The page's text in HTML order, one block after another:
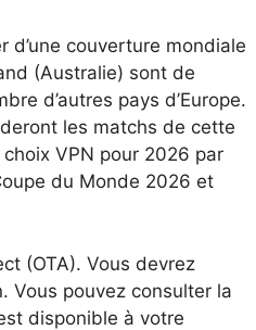
couverture mondiale
(Australie) sont de
d’autres pays d’Europe.
les matchs de cette
VPN pour 2026 par
du Monde 2026 et
(OTA). Vous devrez
Vous pouvez consulter la
disponible à votre